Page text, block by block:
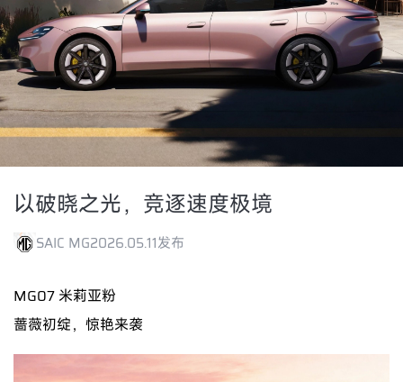
以破晓之光，竞逐速度极境
SAIC MG2026.05.11发布
MG07 米莉亚粉
蔷薇初绽，惊艳来袭